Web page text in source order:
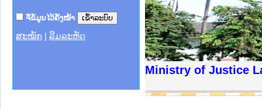
ຈື່ຂໍ້ມູນໄວ້ຄັ້ງໜ້າ
ສະໝັກ ລືມລະຫັດ
Ministry of Justice Lao
ຊາຊົນ ພາກເໜືອ
ການ
ກາງ
ກໃຕ້
ນຕຳຫຼວດປະຊາຊົນ
ສັນຕິບານປະຊາຊົນ
ກເໜືອ
ຊາຊົນ ພາກກາງ